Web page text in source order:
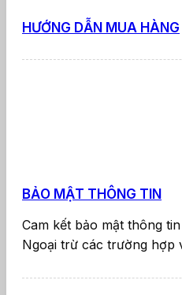
HƯỚNG DẪN MUA HÀNG
BẢO MẬT THÔNG TIN
Cam kết bảo mật thông
Ngoại trừ các trường hợp